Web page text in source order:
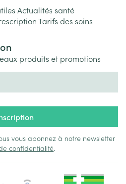
Actualités santé
Tarifs des soins
produits et promotions
vous abonnez à notre newsletter
confidentialité.